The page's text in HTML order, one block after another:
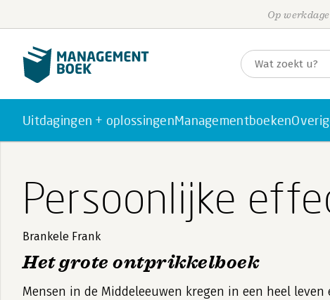
Op
Uitdagingen + oplossingenManagementboeken
Persoonlijke
Brankele Frank
Het grote ontprikkelboek
Mensen in de Middeleeuwen kregen in een heel leven